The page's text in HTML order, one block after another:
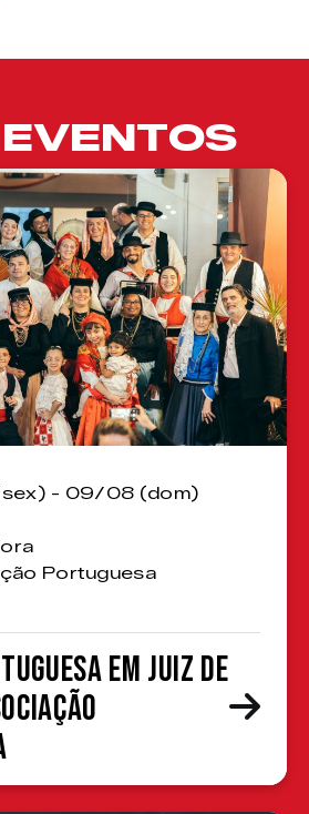
EVENTOS
- 09/08 (dom)
Portuguesa
em Juiz de